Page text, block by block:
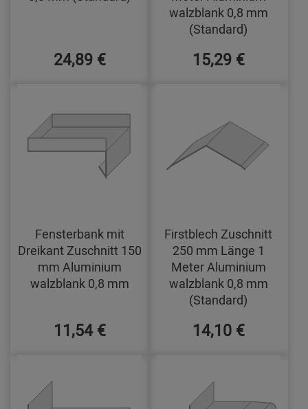
24,89 €
walzblank 0,8 mm
(Standard)
15,29 €
Fensterbank mit
Dreikant Zuschnitt 150
mm Aluminium
walzblank 0,8 mm
11,54 €
Firstblech Zuschnitt
250 mm Länge 1
Meter Aluminium
walzblank 0,8 mm
(Standard)
14,10 €